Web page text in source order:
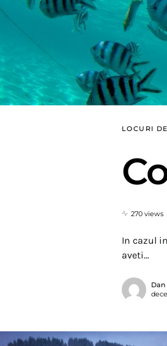
LOCURI
270 views
In cazul
aveti…